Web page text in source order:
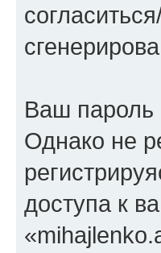
Ваш пароль
Однако не
доступа к